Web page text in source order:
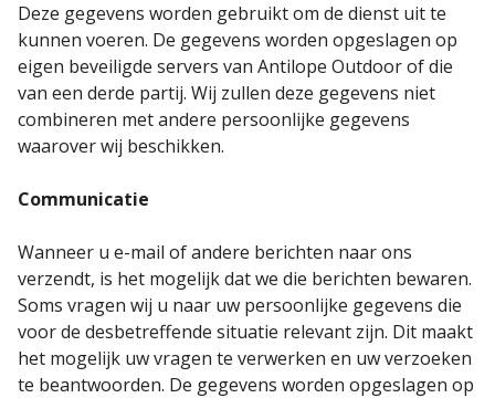
Deze gegevens worden gebruikt om de dienst uit te
kunnen voeren. De gegevens worden opgeslagen op
eigen beveiligde servers van Antilope Outdoor of die
van een derde partij. Wij zullen deze gegevens niet
combineren met andere persoonlijke gegevens
waarover wij beschikken.
Communicatie
Wanneer u e-mail of andere berichten naar ons
verzendt, is het mogelijk dat we die berichten bewaren.
Soms vragen wij u naar uw persoonlijke gegevens die
voor de desbetreffende situatie relevant zijn. Dit maakt
het mogelijk uw vragen te verwerken en uw verzoeken
te beantwoorden. De gegevens worden opgeslagen op